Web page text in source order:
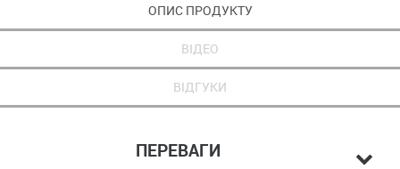
ОПИС ПРОДУКТУ
ВІДЕО
ВІДГУКИ
ПЕРЕВАГИ